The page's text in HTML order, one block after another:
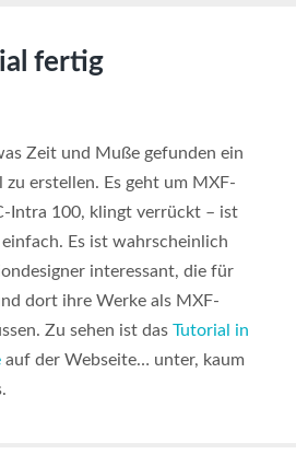
fertig
Zeit und Muße gefunden ein
zu erstellen. Es geht um MXF-
Intra 100, klingt verrückt – ist
Es ist wahrscheinlich
interessant, die für
dort ihre Werke als MXF-
Zu sehen ist das Tutorial in
auf der Webseite… unter, kaum